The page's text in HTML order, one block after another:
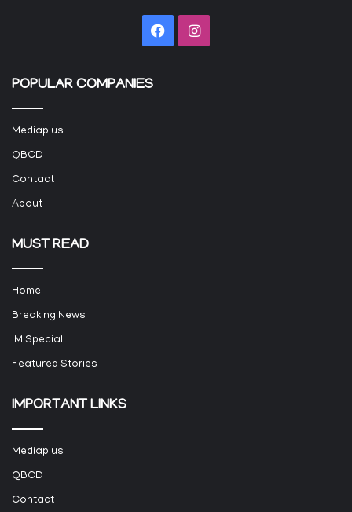
FacebookInstagram
POPULAR COMPANIES
Mediaplus
QBCD
Contact
About
MUST READ
Home
Breaking News
IM Special
Featured Stories
IMPORTANT LINKS
Mediaplus
QBCD
Contact